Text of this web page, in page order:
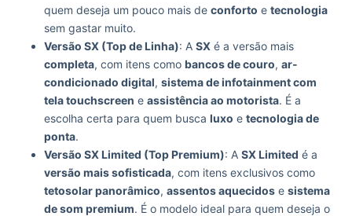
quem deseja um pouco mais de conforto e tecnologia
sem gastar muito.
Versão SX (Top de Linha): A SX é a versão mais
completa, com itens como bancos de couro, ar-
condicionado digital, sistema de infotainment com
tela touchscreen e assistência ao motorista. É a
escolha certa para quem busca luxo e tecnologia de
ponta.
Versão SX Limited (Top Premium): A SX Limited é a
versão mais sofisticada, com itens exclusivos como
tetosolar panorâmico, assentos aquecidos e sistema
de som premium. É o modelo ideal para quem deseja o